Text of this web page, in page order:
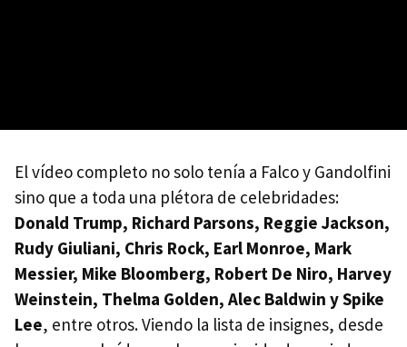
El vídeo completo no solo tenía a Falco y Gandolfini
sino que a toda una plétora de celebridades:
Donald Trump, Richard Parsons, Reggie Jackson,
Rudy Giuliani, Chris Rock, Earl Monroe, Mark
Messier, Mike Bloomberg, Robert De Niro, Harvey
Weinstein, Thelma Golden, Alec Baldwin y Spike
Lee, entre otros. Viendo la lista de insignes, desde